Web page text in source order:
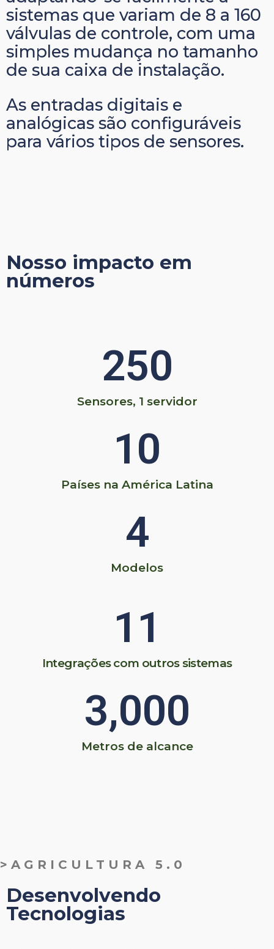
sistemas que variam de 8 a 160
válvulas de controle, com uma
simples mudança no tamanho
de sua caixa de instalação.
As entradas digitais e
analógicas são configuráveis
para vários tipos de sensores.
Nosso impacto em
números
250
Sensores, 1 servidor
10
Países na América Latina​
4
Modelos
11
Integrações com outros sistemas
3,000
Metros de alcance
>AGRICULTURA 5.0
Desenvolvendo
Tecnologias